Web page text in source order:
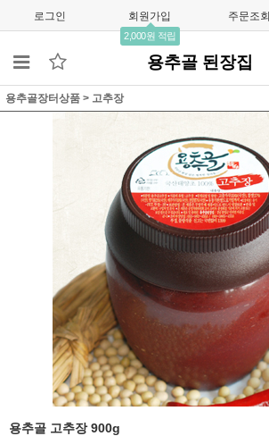
로그인 회원가입
2,000원 적립
주문조회
용추골 된장집
용추골장터상품 > 고추장
용추골 고추장 900g